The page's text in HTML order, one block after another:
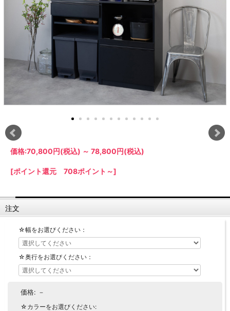
食器棚
キッチンカウンター
特徴で選ぶ
対面キッチンカウンター
バタフライキッチンカウンター
ダストボックス収納可能
スライド棚付き
カウンター下ラック
【LASCO】引戸式カウンター下ラッ
【LASCO】扉式カウンター下ラック
隙間を無駄なく活用 スリムキッチンラック
特徴で選ぶ
【Pots】鍋・フライパン収納
【LASCO】ハイタイプ
キッチン収納
キッチンの便利アイテム
ダストボックス
万が一の地震対策に
シリーズで選ぶ
【Nike】カウチソファー
【SUOLA】カウチソファー
【Curt】ウッドフレームソファー
【AIKA】ハイバックソファ
【CLOSTER】シェーズロング＆カウ
チソファー
【Chene】ウッドフレームソファー
【Cruse】ウッドフレームソファー
【RAMON】ウッドアームソファ
【Grace】ウッドフレームソファー
【Gainer】ウッドフレームソファー
ハイタイプ
壁面タイプ
ゴルフクラブ収納
CDラック・DVDラック
キャンプギア収納
本棚・スライド書棚
学習デスク・子供部屋
おしゃれなのに機能性抜群
掃除機収納【Cleany】
万が一の地震対策
突っ張りラック【Pittaly】
価格:70,800円(税込) ～ 78,800円(税込)
[ポイント還元 708ポイント～]
注文
☆幅をお選びください：
☆奥行をお選びください：
価格: －
☆カラーをお選びください: